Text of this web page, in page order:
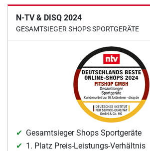
N-TV & DISQ 2024
GESAMTSIEGER SHOPS SPORTGERÄTE
Gesamtsieger Shops Sportgeräte
1. Platz Preis-Leistungs-Verhältnis